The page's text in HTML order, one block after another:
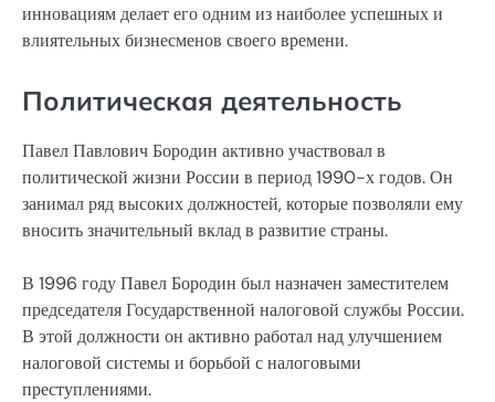
инновациям делает его одним из наиболее успешных и
влиятельных бизнесменов своего времени.
Политическая деятельность
Павел Павлович Бородин активно участвовал в
политической жизни России в период 1990-х годов. Он
занимал ряд высоких должностей, которые позволяли ему
вносить значительный вклад в развитие страны.
В 1996 году Павел Бородин был назначен заместителем
председателя Государственной налоговой службы России.
В этой должности он активно работал над улучшением
налоговой системы и борьбой с налоговыми
преступлениями.